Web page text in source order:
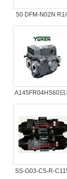
50 DFM-N02N
1MP日新压力表
NISSHIN GAUGE
A145FR04HS60日
油研YUKEN柱塞
A145-F-R-04-H-S-
SS-G03-C5-R-